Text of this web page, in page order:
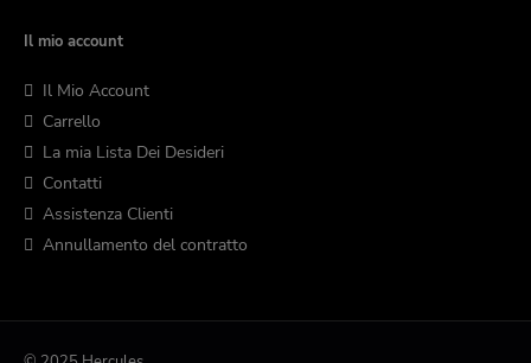
Il mio account
Il Mio Account
Carrello
La mia Lista Dei Desideri
Contatti
Assistenza Clienti
Annullamento del contratto